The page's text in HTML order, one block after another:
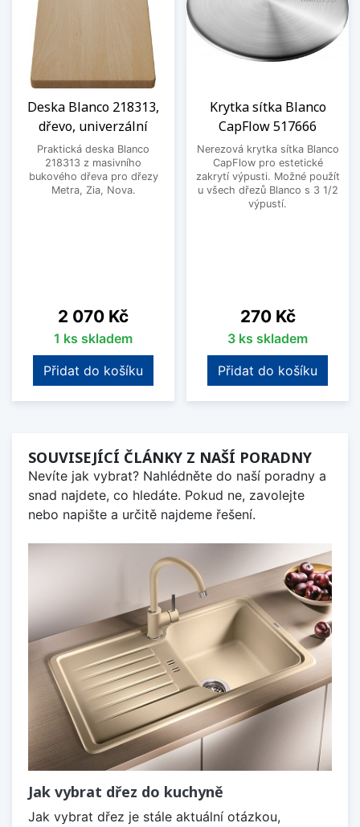
Deska Blanco 218313,
dřevo, univerzální
Praktická deska Blanco
218313 z masivního
bukového dřeva pro dřezy
Metra, Zia, Nova.
Cena
2 070 Kč
1 ks skladem
Přidat do košíku
Krytka sítka Blanco
CapFlow 517666
Nerezová krytka sítka Blanco
CapFlow pro estetické
zakrytí výpusti. Možné použít
u všech dřezů Blanco s 3 1/2
výpustí.
Cena
270 Kč
3 ks skladem
Přidat do košíku
SOUVISEJÍCÍ ČLÁNKY Z NAŠÍ PORADNY
Nevíte jak vybrat? Nahlédněte do naší poradny a
snad najdete, co hledáte. Pokud ne, zavolejte
nebo napište a určitě najdeme řešení.
Jak vybrat dřez do kuchyně
Jak vybrat dřez je stále aktuální otázkou,